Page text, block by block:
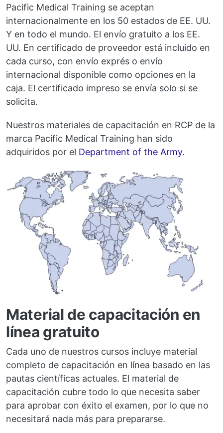
Pacific Medical Training se aceptan
internacionalmente en los 50 estados de EE. UU.
Y en todo el mundo. El envío gratuito a los EE.
UU. En certificado de proveedor está incluido en
cada curso, con envío exprés o envío
internacional disponible como opciones en la
caja. El certificado impreso se envía solo si se
solicita.
Nuestros materiales de capacitación en RCP de la
marca Pacific Medical Training han sido
adquiridos por el Department of the Army.
Material de capacitación en
línea gratuito
Cada uno de nuestros cursos incluye material
completo de capacitación en línea basado en las
pautas científicas actuales. El material de
capacitación cubre todo lo que necesita saber
para aprobar con éxito el examen, por lo que no
necesitará nada más para prepararse.